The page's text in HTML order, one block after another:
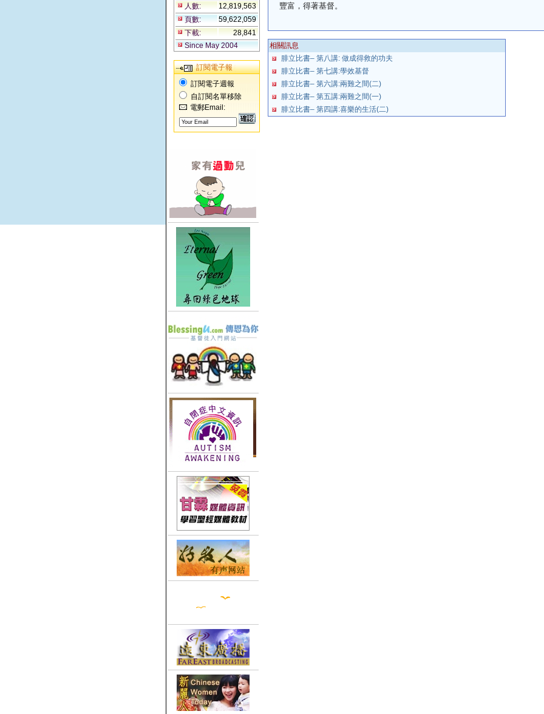
人數:
12,819,563
頁數:
59,622,059
下載:
28,841
Since May 2004
訂閱電子報
訂閱電子週報
自訂閱名單移除
電郵Email:
豐富，得著基督。
相關訊息
腓立比書– 第八講: 做成得救的功夫
腓立比書– 第七講:學效基督
腓立比書– 第六講:兩難之間(二)
腓立比書– 第五講:兩難之間(一)
腓立比書– 第四講:喜樂的生活(二)